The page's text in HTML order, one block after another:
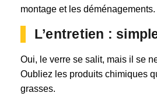
montage et les déménagements.
L’entretien :
Oui, le verre se salit, mais il se
Oubliez les produits chimiques
grasses.